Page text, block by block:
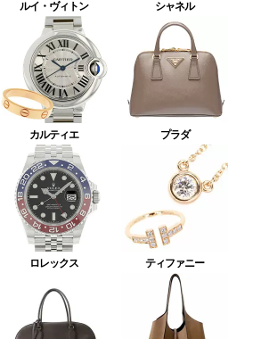
ルイ・ヴィトン シャネル
カルティエ プラダ
ロレックス ティファニー